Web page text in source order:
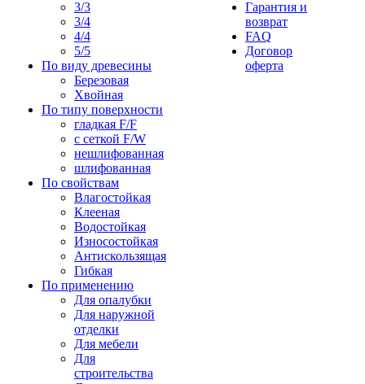
3/3
3/4
4/4
5/5
По виду древесины
Березовая
Хвойная
По типу поверхности
гладкая F/F
с сеткой F/W
нешлифованная
шлифованная
По свойствам
Влагостойкая
Клееная
Водостойкая
Износостойкая
Антискользящая
Гибкая
По применению
Для опалубки
Для наружной
отделки
Для мебели
Для
строительства
Гарантия и
возврат
FAQ
Договор
оферта